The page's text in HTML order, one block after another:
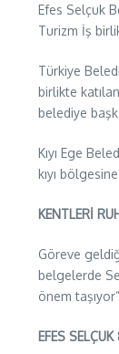
Efes Selçuk
Turizm İş
Türkiye
birlikte
belediye
Kıyı Ege
kıyı
KENTLERİ
Göreve
belgelerde
önem
EFES